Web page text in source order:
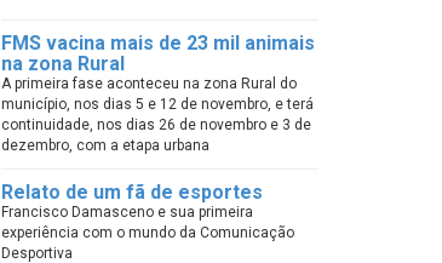
FMS vacina mais de 23 mil animais
na zona Rural
A primeira fase aconteceu na zona Rural do
município, nos dias 5 e 12 de novembro, e terá
continuidade, nos dias 26 de novembro e 3 de
dezembro, com a etapa urbana
Relato de um fã de esportes
Francisco Damasceno e sua primeira
experiência com o mundo da Comunicação
Desportiva